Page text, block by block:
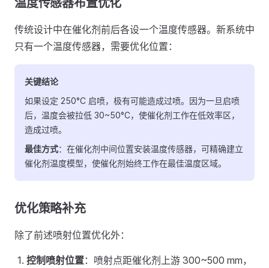
温度传感器布置优化
传统设计中在催化剂前后各设一个温度传感器。新系统中
只有一个温度传感器，需要优化位置：
关键结论
如果设定 250°C 启喷，极有可能造成过喷。因为一旦启喷
后，温度会被拉低 30~50°C，使催化剂工作在低效率区，
造成过喷。
最佳方式：在催化剂中间位置安装温度传感器，可精确建立
催化剂温度模型，使催化剂始终工作在最佳温度区域。
优化策略补充
除了前述喷射位置优化外：
控制喷射位置：喷射点距催化剂上游 300~500 mm，